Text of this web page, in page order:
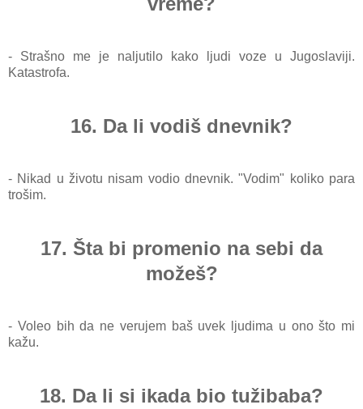
- Strašno me je naljutilo kako ljudi voze u Jugoslaviji.
Katastrofa.
16. Da li vodiš dnevnik?
- Nikad u životu nisam vodio dnevnik. "Vodim" koliko para
trošim.
17. Šta bi promenio na sebi da
možeš?
- Voleo bih da ne verujem baš uvek ljudima u ono što mi
kažu.
18. Da li si ikada bio tužibaba?